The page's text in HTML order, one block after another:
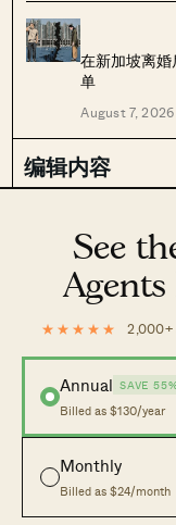
See
Agents
★★★★★ 2,000+
Annual SAVE
Billed as $130/year
Monthly
Billed as $24/month
在新加坡离
单
August 7, 2026
编辑内容
Stacked Pro
最新文章
分析
发现
新楼盘
公寓目录